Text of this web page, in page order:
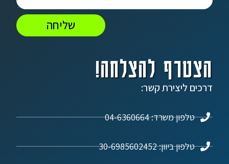
הצטרף להצלחה!
דרכים ליצירת קשר:
טלפון משרד: 04-6360664
טלפון ביוון: 30-6985602452
שליחה